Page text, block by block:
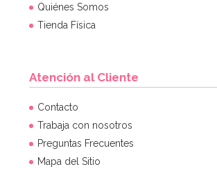
Quiénes Somos
Tienda Física
Atención al Cliente
Contacto
Trabaja con nosotros
Preguntas Frecuentes
Mapa del Sitio